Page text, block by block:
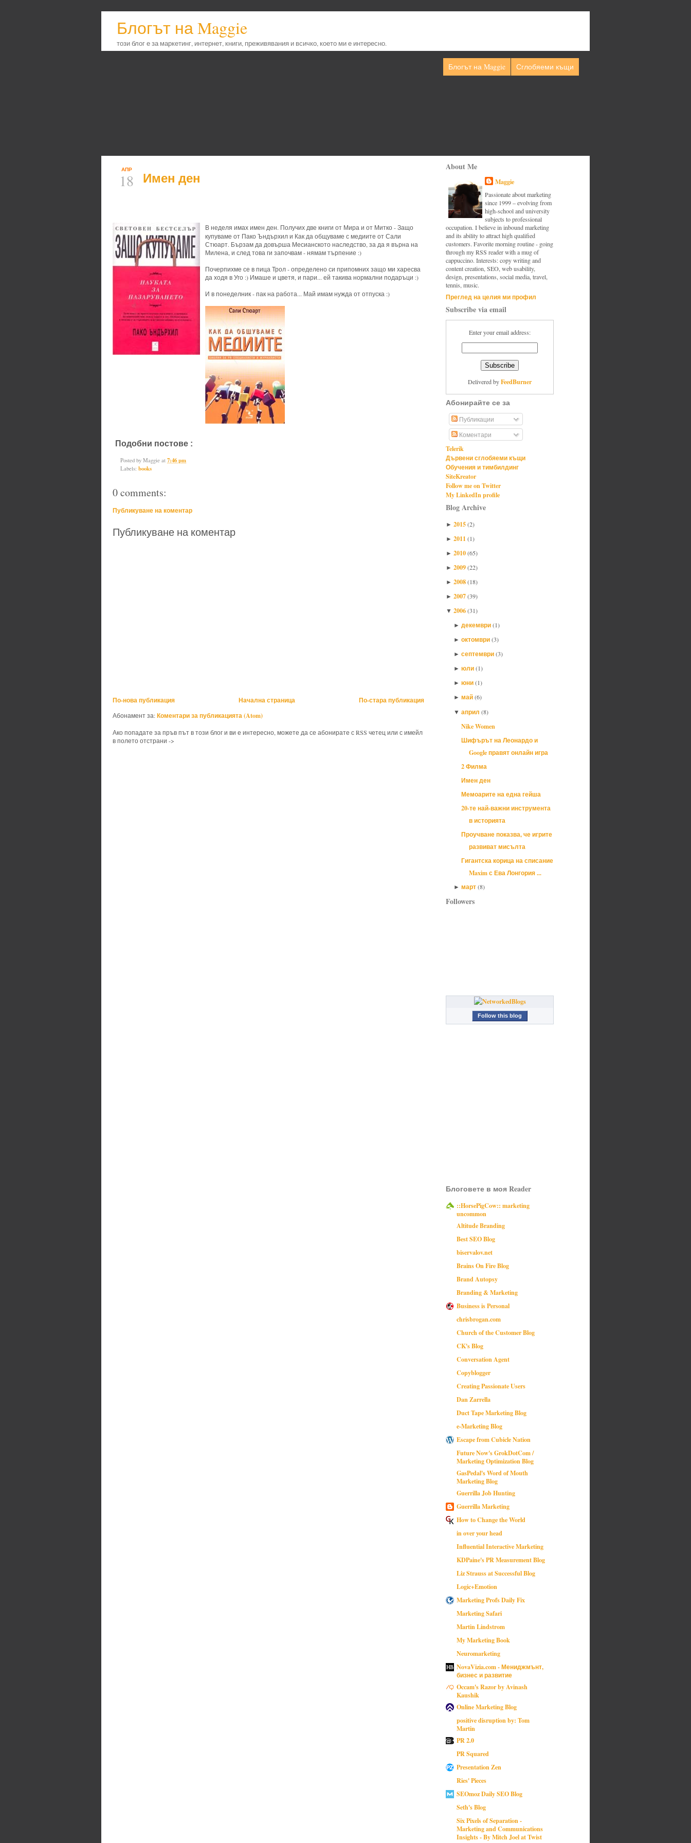
Блогът на Maggie
този блог е за маркетинг, интернет, книги, преживявания и всичко, което ми е интересно.
Блогът на Maggie Сглобяеми къщи
АПР
18 Имен ден
В неделя имах имен ден. Получих две книги от Мира и от Митко - Защо
купуваме от Пако Ъндърхил и Как да общуваме с медиите от Сали
Стюарт. Бързам да довърша Месианското наследство, за да я върна на
Милена, и след това ги започвам - нямам търпение :)
Почерпихме се в пица Трол - определено си припомних защо ми харесва
да ходя в Уго :) Имаше и цветя, и пари... ей такива нормални подаръци :)
И в понеделник - пак на работа... Май имам нужда от отпуска :)
Подобни постове :
Posted by Maggie at 7:46 pm
Labels: books
0 comments:
Публикуване на коментар
Публикуване на коментар
По-нова публикация По-стара публикация
Начална страница
Абонамент за:Коментари за публикацията (Atom)
Ако попадате за пръв път в този блог и ви е интересно, можете да се абонирате с RSS четец или с имейл
в полето отстрани ->
About Me
Maggie
Passionate about marketing
since 1999 – evolving from
high-school and university
subjects to professional
occupation. I believe in inbound marketing
and its ability to attract high qualified
customers. Favorite morning routine - going
through my RSS reader with a mug of
cappuccino. Interests: copy writing and
content creation, SEO, web usability,
design, presentations, social media, travel,
tennis, music.
Преглед на целия ми профил
Subscribe via email
Enter your email address:
Delivered byFeedBurner
Абонирайте се за
Публикации
Коментари
Telerik
Дървени сглобяеми къщи
Обучения и тимбилдинг
SiteKreator
Follow me on Twitter
My LinkedIn profile
Blog Archive
► 2015(2)
► 2011(1)
► 2010(65)
► 2009(22)
► 2008(18)
► 2007(39)
▼ 2006(31)
► декември(1)
► октомври(3)
► септември(3)
► юли(1)
► юни(1)
► май(6)
▼ април (8)
Nike Women
Шифърът на Леонардо и
Google правят онлайн игра
2 Филма
Имен ден
Мемоарите на една гейша
20-те най-важни инструмента
в историята
Проучване показва, че игрите
развиват мисълта
Гигантска корица на списание
Maxim с Ева Лонгория ...
► март(8)
Followers
Follow this blog
Блоговете в моя Reader
::HorsePigCow:: marketing
uncommon
Altitude Branding
Best SEO Blog
biservalov.net
Brains On Fire Blog
Brand Autopsy
Branding & Marketing
Business is Personal
chrisbrogan.com
Church of the Customer Blog
CK's Blog
Conversation Agent
Copyblogger
Creating Passionate Users
Dan Zarrella
Duct Tape Marketing Blog
e-Marketing Blog
Escape from Cubicle Nation
Future Now's GrokDotCom /
Marketing Optimization Blog
GasPedal's Word of Mouth
Marketing Blog
Guerrilla Job Hunting
Guerrilla Marketing
How to Change the World
in over your head
Influential Interactive Marketing
KDPaine's PR Measurement Blog
Liz Strauss at Successful Blog
Logic+Emotion
Marketing Profs Daily Fix
Marketing Safari
Martin Lindstrom
My Marketing Book
Neuromarketing
NovaVizia.com - Мениджмънт,
бизнес и развитие
Occam's Razor by Avinash
Kaushik
Online Marketing Blog
positive disruption by: Tom
Martin
PR 2.0
PR Squared
Presentation Zen
Ries' Pieces
SEOmoz Daily SEO Blog
Seth's Blog
Six Pixels of Separation -
Marketing and Communications
Insights - By Mitch Joel at Twist